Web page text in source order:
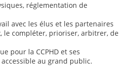
réglementation de
avec les élus et les partenaires
le compléter, prioriser, arbitrer, de
pour la CCPHD et ses
au grand public.